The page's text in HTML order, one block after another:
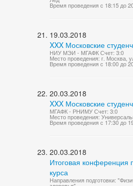
Время проведения с 18:15 до
19.03.2018
XXX Московские
НИУ МЭИ - МГАФК Счет: 3:0
Место проведения: г. Москва,
Время проведения с 18:00 до
20.03.2018
XXX Московские
МГАФК - РНИМУ Счет: 3:0
Место проведения:
Время проведения с 17:30 до
20.03.2018
Итоговая конференция
курса
Направления подготовки: